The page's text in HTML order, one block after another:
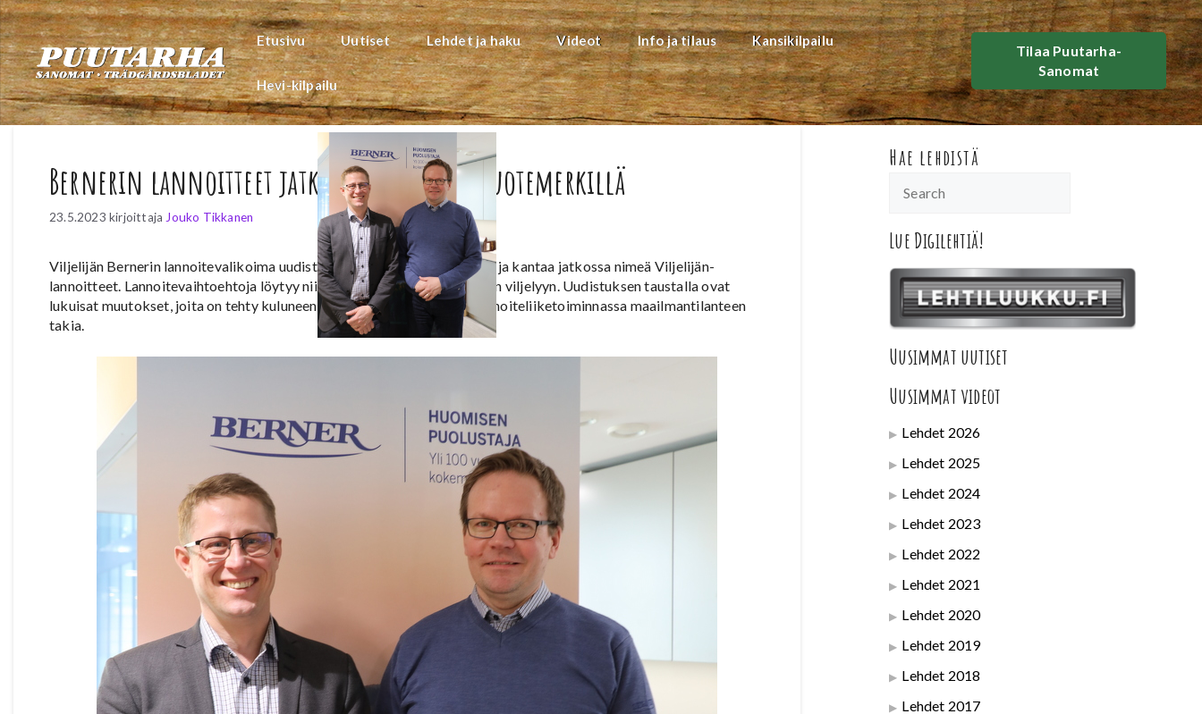
Siirry
sisältöön
Etusivu Uutiset Lehdet ja haku Videot Info ja tilaus Kansikilpailu
Hevi-kilpailu
Tilaa Puutarha-
Sanomat
Bernerin lannoitteet jatkossa Viljelijän-tuotemerkillä
23.5.2023 kirjoittaja Jouko Tikkanen
Viljelijän Bernerin lannoitevalikoima uudistuu tulevalla lannoitekaudella ja kantaa jatkossa nimeä Viljelijän-
lannoitteet. Lannoitevaihtoehtoja löytyy niin pelto- kuin puutarhakasvien viljelyyn. Uudistuksen taustalla ovat
lukuisat muutokset, joita on tehty kuluneen vuoden aikana yrityksen lannoiteliiketoiminnassa maailmantilanteen
takia.
Hae lehdistä
Lue Digilehtiä!
Uusimmat uutiset
Uusimmat videot
Lehdet 2026
Lehdet 2025
Lehdet 2024
Lehdet 2023
Lehdet 2022
Lehdet 2021
Lehdet 2020
Lehdet 2019
Lehdet 2018
Lehdet 2017